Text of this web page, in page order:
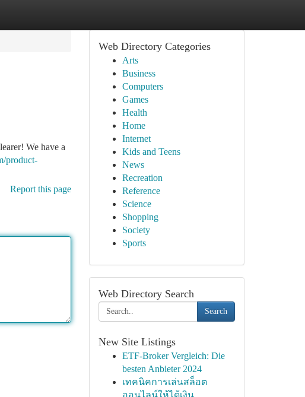
We have a
product-
Report this page
Web Directory Categories
Arts
Business
Computers
Games
Health
Home
Internet
Kids and Teens
News
Recreation
Reference
Science
Shopping
Society
Sports
Web Directory Search
Search
New Site Listings
ETF-Broker Vergleich: Die
besten Anbieter 2024
เทคนิคการเล่นสล็อต
ออนไลน์ให้ได้เงิน